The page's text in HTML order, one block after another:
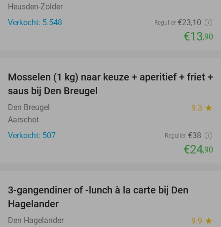
Heusden-Zolder
Verkocht: 5.548
Regulier €23,10
€13,90
34%
Mosselen (1 kg) naar keuze + aperitief + friet +
saus bij Den Breugel
Den Breugel 9.3 star
Aarschot
Verkocht: 507
Regulier €38
€24,90
3-gangendiner of -lunch à la carte bij Den
Hagelander
Den Hagelander 9.9 star